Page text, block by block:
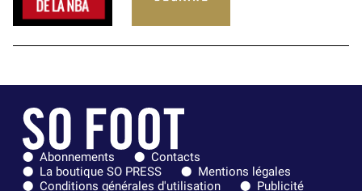
Abonnements
Contacts
La boutique SO PRESS
Mentions légales
Conditions générales d'utilisation
Publicité